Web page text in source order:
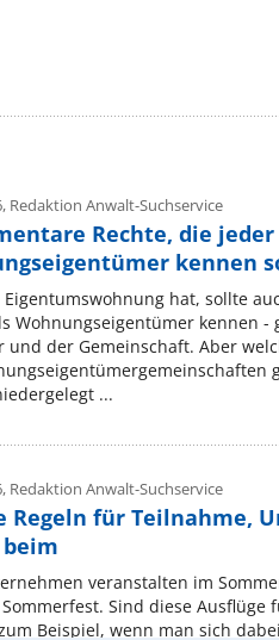
Redaktion Anwalt-Suchservice
Rechte, die jeder
kennen
Eigentumswohnung hat, sollte
Wohnungseigentümer kennen -
und der Gemeinschaft. Aber
...
Redaktion Anwalt-Suchservice
Regeln für Teilnahme,
veranstalten im
Sind diese Ausflüge
Beispiel, wenn man sich